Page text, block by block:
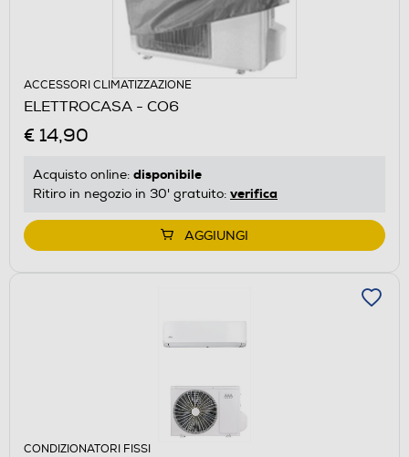
ACCESSORI CLIMATIZZAZIONE
ELETTROCASA - CO6
€ 14,90
Acquisto online: disponibile
Ritiro in negozio in 30' gratuito: verifica
AGGIUNGI
CONDIZIONATORI FISSI